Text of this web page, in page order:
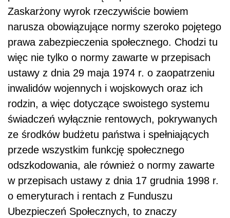
Zaskarżony wyrok rzeczywiście bowiem
narusza obowiązujące normy szeroko pojętego
prawa zabezpieczenia społecznego. Chodzi tu
więc nie tylko o normy zawarte w przepisach
ustawy z dnia 29 maja 1974 r. o zaopatrzeniu
inwalidów wojennych i wojskowych oraz ich
rodzin, a więc dotyczące swoistego systemu
świadczeń wyłącznie rentowych, pokrywanych
ze środków budżetu państwa i spełniających
przede wszystkim funkcję społecznego
odszkodowania, ale również o normy zawarte
w przepisach ustawy z dnia 17 grudnia 1998 r.
o emeryturach i rentach z Funduszu
Ubezpieczeń Społecznych, to znaczy